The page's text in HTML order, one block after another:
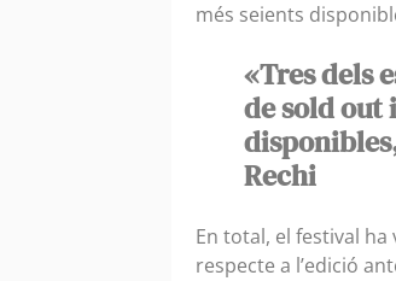
més seients
«Tres dels
de sold out
Rechi
En total, el festival ha
respecte a l’edició